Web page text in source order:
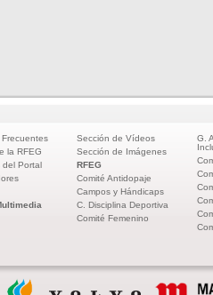
la RFEG
del Portal
Sección de Vídeos
Sección de Imágenes
RFEG
Comité Antidopaje
Campos y Hándicaps
C. Disciplina Deportiva
Comité Femenino
G.